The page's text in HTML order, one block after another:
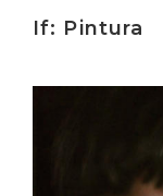
If: Pintura